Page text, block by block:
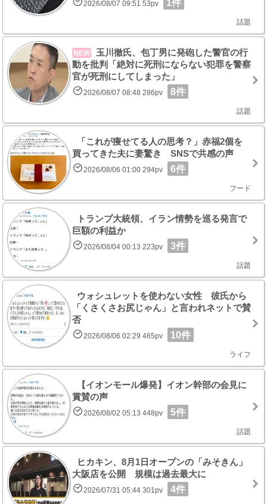
2026/08/07 09:51 53pv 1件
話題
NEW
玉川徹氏、包丁男に発砲した警官の行
動を批判「絶対に死刑にならない犯罪を警察
官が死刑にしてしまった」
2026/08/07 08:48 286pv 8件
話題
「これが痩せてる人の思考？」赤福2個を
買ってきた夫に妻驚き SNSで共感の声
2026/08/06 01:00 294pv 6件
フード
トランプ大統領、イラン情勢を巡る発言で
巨額の利益か
2026/08/04 00:13 223pv 3件
話題
ウォシュレットを使わない女性 彼氏から
「くさくさお尻じゃん」と言われネットで賛
否
2026/08/06 02:29 465pv 10件
ライフ
【イオンモール爆発】イオン幹部の会見に
賞賛の声
2026/08/02 05:13 448pv 5件
話題
ヒカキン、8月1日オープンの「みそきん」
大阪店を公開 規模は過去最大に
2026/07/31 05:44 301pv 4件